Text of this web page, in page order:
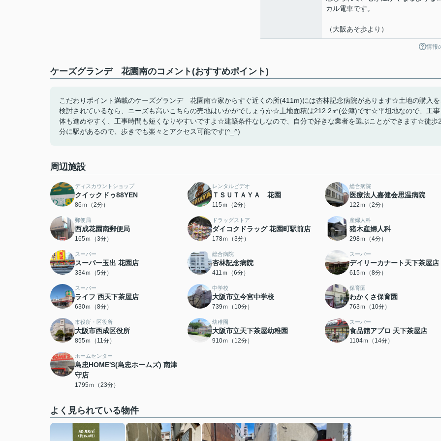
カル電車です。
（大阪あそ歩より）
情報
ケーズグランデ 花園南のコメント(おすすめポイント)
こだわりポイント満載のケーズグランデ 花園南☆家からすぐ近くの所(411m)には杏林記念病院があります☆土地の購入
検討されているなら、ニーズも高いこちらの売地はいかがでしょうか☆土地面積は212.2㎡(公簿)です☆平坦地なので、工事
体も進めやすく、工事時間も短くなりやすいですよ☆建築条件なしなので、自分で好きな業者を選ぶことができます☆徒歩2
分に駅があるので、歩きでも楽々とアクセス可能です(^_^)
周辺施設
ディスカウントショップ
クイックドゥ88YEN
86ｍ（2分）
レンタルビデオ
ＴＳＵＴＡＹＡ 花園
115ｍ（2分）
総合病院
医療法人嘉健会思温病院
122ｍ（2分）
郵便局
西成花園南郵便局
165ｍ（3分）
ドラッグストア
ダイコクドラッグ 花園町駅前店
178ｍ（3分）
産婦人科
猪木産婦人科
298ｍ（4分）
スーパー
スーパー玉出 花園店
334ｍ（5分）
総合病院
杏林記念病院
411ｍ（6分）
スーパー
デイリーカナート天下茶屋店
615ｍ（8分）
スーパー
ライフ 西天下茶屋店
630ｍ（8分）
中学校
大阪市立今宮中学校
739ｍ（10分）
保育園
わかくさ保育園
763ｍ（10分）
市役所・区役所
大阪市西成区役所
855ｍ（11分）
幼稚園
大阪市立天下茶屋幼稚園
910ｍ（12分）
スーパー
食品館アプロ 天下茶屋店
1104ｍ（14分）
ホームセンター
島忠HOME'S(島忠ホームズ) 南津
守店
1795ｍ（23分）
よく見られている物件